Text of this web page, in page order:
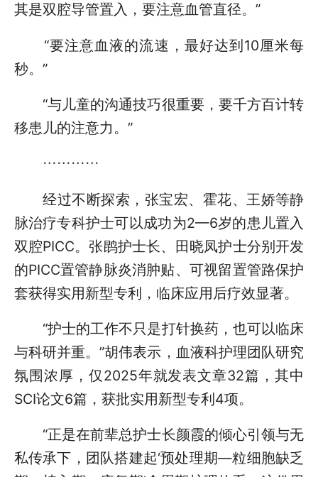
其是双腔导管置入，要注意血管直径。”
“要注意血液的流速，最好达到10厘米每
秒。”
“与儿童的沟通技巧很重要，要千方百计转
移患儿的注意力。”
…………
经过不断探索，张宝宏、霍花、王娇等静
脉治疗专科护士可以成功为2—6岁的患儿置入
双腔PICC。张鹍护士长、田晓凤护士分别开发
的PICC置管静脉炎消肿贴、可视留置管路保护
套获得实用新型专利，临床应用后疗效显著。
“护士的工作不只是打针换药，也可以临床
与科研并重。”胡伟表示，血液科护理团队研究
氛围浓厚，仅2025年就发表文章32篇，其中
SCI论文6篇，获批实用新型专利4项。
“正是在前辈总护士长颜霞的倾心引领与无
私传承下，团队搭建起‘预处理期—粒细胞缺乏